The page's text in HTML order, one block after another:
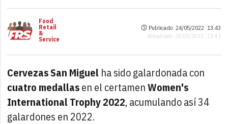
Food
Retail
&
Service
Publicado: 24/05/2022 ·13:43
Actualizado: 24/05/2022 · 13:43
Cervezas San Miguel ha sido galardonada con
cuatro medallasen el certamenWomen's
International Trophy 2022, acumulando así 34
galardones en 2022.